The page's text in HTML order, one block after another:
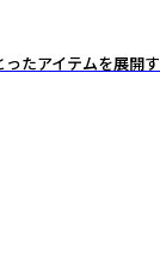
たアイテムを展開